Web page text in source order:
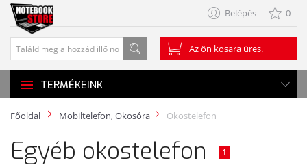
Belépés 0
Az ön kosara üres.
TERMÉKEINK
Főoldal Mobiltelefon, Okosóra Okostelefon
Egyéb okostelefon 1